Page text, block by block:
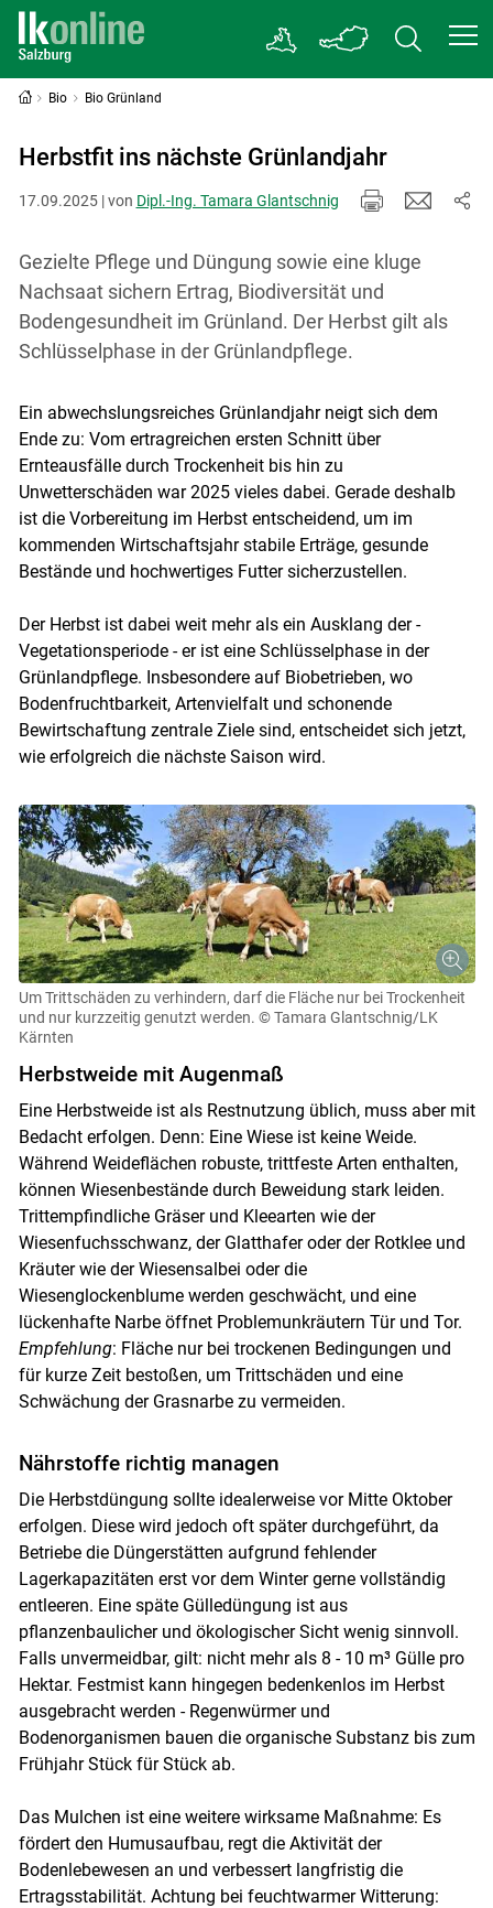
Skip to main content
Bio Bio Grünland
Herbstfit ins nächste Grünlandjahr
17.09.2025 | von Dipl.-Ing. Tamara Glantschnig
Gezielte Pflege und Düngung sowie eine kluge
Nachsaat sichern Ertrag, Biodiversität und
Bodengesundheit im Grünland. Der Herbst gilt als
Schlüsselphase in der Grünlandpflege.
Ein abwechslungsreiches Grünlandjahr neigt sich dem
Ende zu: Vom ertragreichen ersten Schnitt über
Ernteausfälle durch Trockenheit bis hin zu
Unwetterschäden war 2025 vieles dabei. Gerade deshalb
ist die Vorbereitung im Herbst entscheidend, um im
kommenden Wirtschaftsjahr stabile Erträge, gesunde
Bestände und hochwertiges Futter sicherzustellen.
Der Herbst ist dabei weit mehr als ein Ausklang der ­
Vegetationsperiode - er ist eine Schlüsselphase in der
Grünlandpflege. Insbesondere auf Biobetrieben, wo
Bodenfruchtbarkeit, Artenvielfalt und schonende
Bewirtschaftung zentrale Ziele sind, entscheidet sich jetzt,
wie erfolgreich die nächste Saison wird.
Um Trittschäden zu verhindern, darf die Fläche nur bei Trockenheit
und nur kurzzeitig genutzt werden. © Tamara Glantschnig/LK
Kärnten
Herbstweide mit Augenmaß
Eine Herbstweide ist als Restnutzung üblich, muss aber mit
Bedacht erfolgen. Denn: Eine Wiese ist keine Weide.
Während Weideflächen robuste, trittfeste Arten enthalten,
können Wiesenbestände durch Beweidung stark leiden.
Trittempfindliche Gräser und Kleearten wie der
Wiesenfuchsschwanz, der Glatthafer oder der Rotklee und
Kräuter wie der Wiesensalbei oder die
Wiesenglockenblume werden geschwächt, und eine
lückenhafte Narbe öffnet Pro­blemunkräutern Tür und Tor.
Empfehlung: Fläche nur bei trockenen Bedingungen und
für kurze Zeit bestoßen, um Trittschäden und eine
Schwächung der Grasnarbe zu vermeiden.
Nährstoffe richtig managen
Die Herbstdüngung sollte idealerweise vor Mitte Oktober
erfolgen. Diese wird jedoch oft später durchgeführt, da
Betriebe die Düngerstätten aufgrund fehlender
Lagerkapazitäten erst vor dem Winter gerne vollständig
entleeren. Eine späte Gülledüngung ist aus
pflanzenbaulicher und ökologischer Sicht wenig sinnvoll.
Falls unvermeidbar, gilt: nicht mehr als 8 - 10 m³ Gülle pro
Hektar. Festmist kann hingegen bedenkenlos im Herbst
ausgebracht werden - Regenwürmer und
Bodenorganismen bauen die organische Substanz bis zum
Frühjahr Stück für Stück ab.
Das Mulchen ist eine weitere wirksame Maßnahme: Es
fördert den Humusaufbau, regt die Aktivität der
Bodenlebewesen an und verbessert langfristig die
Ertragsstabilität. Achtung bei feuchtwarmer Witterung: